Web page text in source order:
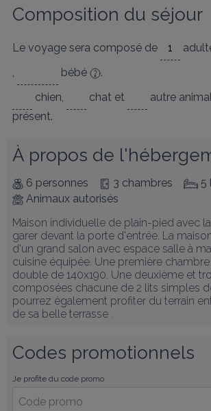
Composition du séjour
Le voyage sera composé de
,
bébé
.
chien, chat et autre
présent.
À propos de
6 personnes 3 chambres
5
Animaux autorisés
Maison individuelle de plain-pied avec
garer devant la porte d'entrée. La
d'un grand salon avec espace salle à
cuisine équipée. Une première
double de 140x190. Une deuxième et
composées chacune de 2 lits simples
pourrez également profiter du terrain
de sa belle terrasse .
Codes promotionnels
Je profite du code promo